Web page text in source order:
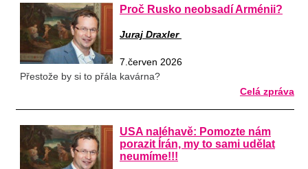
Proč Rusko neobsadí Arménii?
Juraj Draxler
7.červen 2026
Přestože by si to přála kavárna?
Celá zpráva
USA naléhavě: Pomozte nám
porazit Írán, my to sami udělat
neumíme!!!